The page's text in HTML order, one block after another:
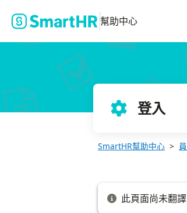
幫助中心
登入
SmartHR幫助中心
此頁面尚未翻譯